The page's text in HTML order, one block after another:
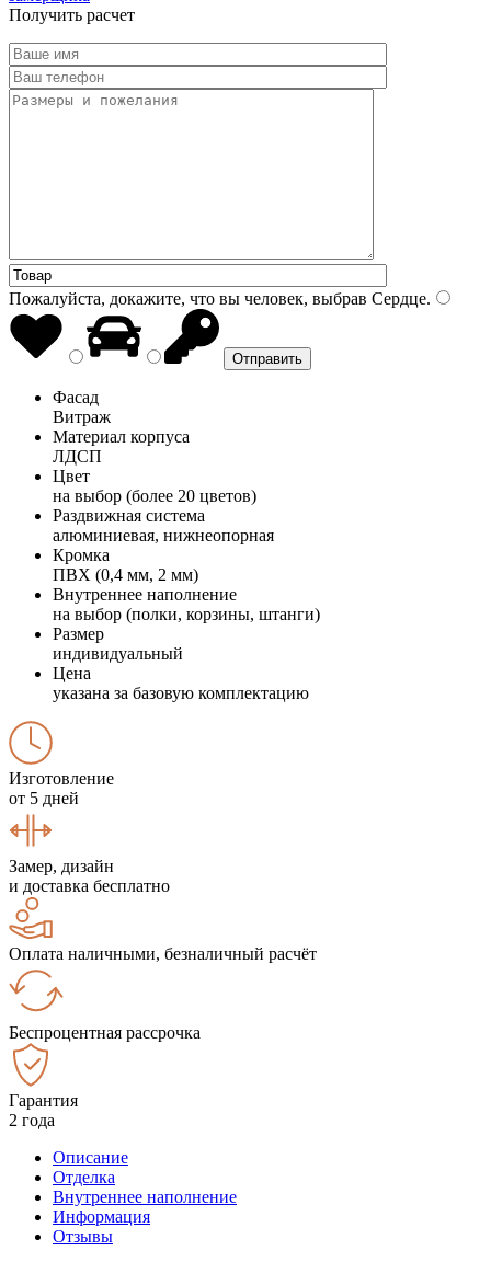
Получить расчет
Пожалуйста, докажите, что вы человек, выбрав Сердце.
Фасад
Витраж
Материал корпуса
ЛДСП
Цвет
на выбор (более 20 цветов)
Раздвижная система
алюминиевая, нижнеопорная
Кромка
ПВХ (0,4 мм, 2 мм)
Внутреннее наполнение
на выбор (полки, корзины, штанги)
Размер
индивидуальный
Цена
указана за базовую комплектацию
Изготовление
от 5 дней
Замер, дизайн
и доставка бесплатно
Оплата наличными, безналичный расчёт
Беспроцентная рассрочка
Гарантия
2 года
Описание
Отделка
Внутреннее наполнение
Информация
Отзывы